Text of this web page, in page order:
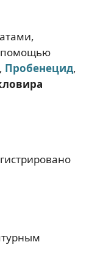
помощью
, Пробенецид,